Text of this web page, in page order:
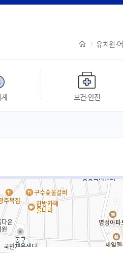
유치원·
보건·안전